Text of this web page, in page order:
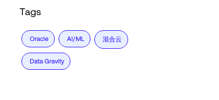
Tags
Oracle AI/ML 混合云
Data Gravity